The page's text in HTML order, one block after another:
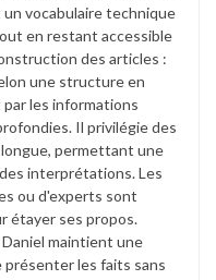
vocabulaire technique
en restant accessible
des articles :
une structure en
les informations
Il privilégie des
permettant une
interprétations. Les
ou d'experts sont
étayer ses propos.​
maintient une
les faits sans